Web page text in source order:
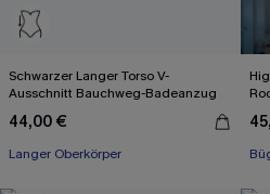
Schwarzer Langer Torso V-
Ausschnitt Bauchweg-Badeanzug
44,00 €
Langer Oberkörper